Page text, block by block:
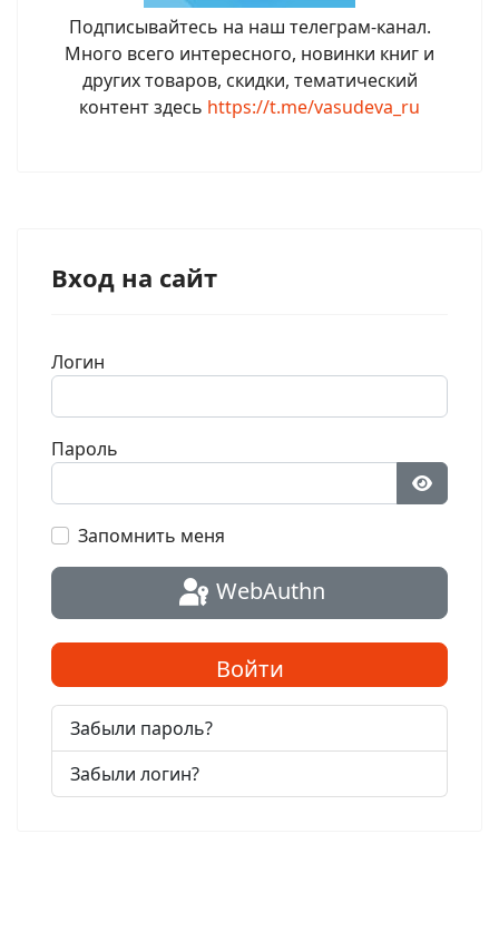
Подписывайтесь на наш телеграм-канал.
Много всего интересного, новинки книг и
других товаров, скидки, тематический
контент здесь https://t.me/vasudeva_ru
Вход на сайт
Логин
Пароль
Запомнить меня
WebAuthn
Войти
Забыли пароль?
Забыли логин?